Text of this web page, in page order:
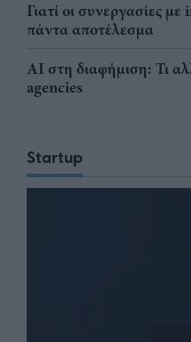
Γιατί οι συνεργασίες
πάντα αποτέλεσμα
AI στη διαφήμιση: Τι
agencies
Startup